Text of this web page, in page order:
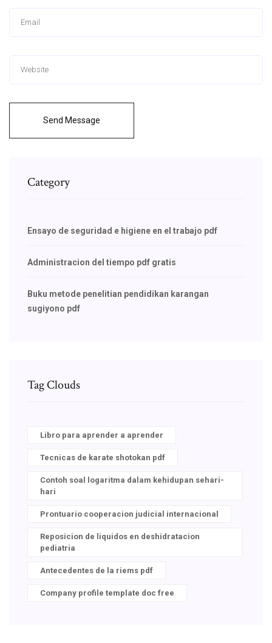
Send Message
Category
Ensayo de seguridad e higiene en el trabajo pdf
Administracion del tiempo pdf gratis
Buku metode penelitian pendidikan karangan
sugiyono pdf
Tag Clouds
Libro para aprender a aprender
Tecnicas de karate shotokan pdf
Contoh soal logaritma dalam kehidupan sehari-
hari
Prontuario cooperacion judicial internacional
Reposicion de liquidos en deshidratacion
pediatria
Antecedentes de la riems pdf
Company profile template doc free